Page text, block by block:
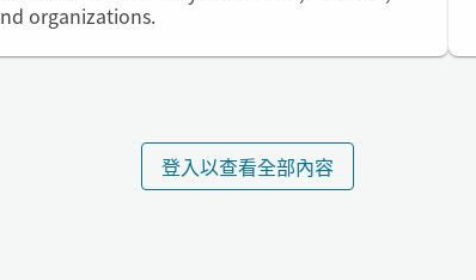
organizations.
登入以查看全部內容